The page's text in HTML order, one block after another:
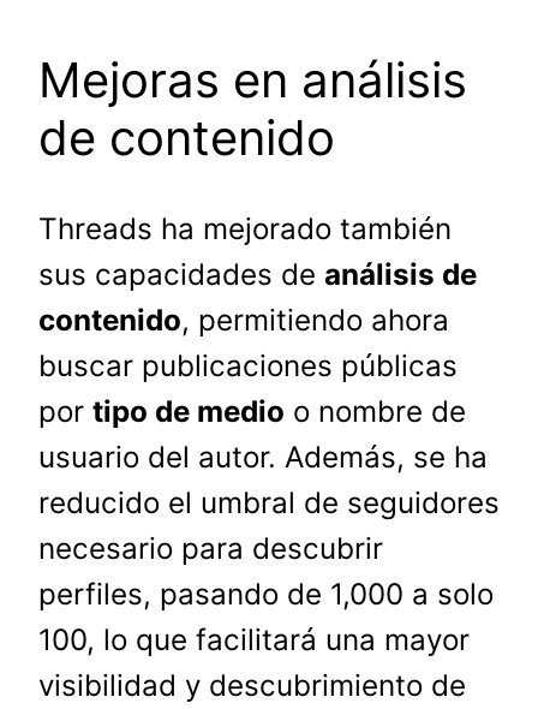
Mejoras en análisis
de contenido
Threads ha mejorado también
sus capacidades de análisis de
contenido, permitiendo ahora
buscar publicaciones públicas
por tipo de medio o nombre de
usuario del autor. Además, se ha
reducido el umbral de seguidores
necesario para descubrir
perfiles, pasando de 1,000 a solo
100, lo que facilitará una mayor
visibilidad y descubrimiento de